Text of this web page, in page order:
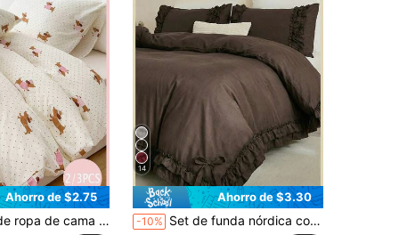
Ahorro de $2.75
incluido), juego de ropa de cama con estampado de salchicha a lunares, funda nórdica suave y cómoda, adecuado para dormitorio, habitación de invitados
14
Ahorro de $3.30
-10% Set de funda nórdica con 2 piezas/3 piezas de color marrón café moca con doble volante y lazo (incluye 1 funda nórdica y 2 fundas de almohada, sin relleno), multifuncional y de moda, tela de poliéster fresca y moderna, suave y amigable con la piel, adecuada para dormitorio principal, dormitorio de invitados, dormitorio secundario, uso en todas las estaciones, opción de regalo ideal, ropa de cama con volantes, detalle de lazo, tono de color café, dormitorio cómodo, decoración multifuncional, estilo de hogar popular, ropa de cama para todas las estaciones, idea de regalo